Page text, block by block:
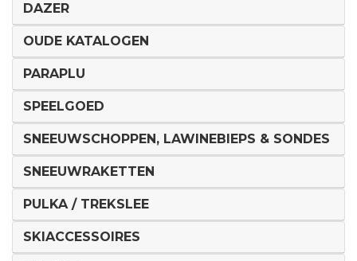
DAZER
OUDE KATALOGEN
PARAPLU
SPEELGOED
SNEEUWSCHOPPEN, LAWINEBIEPS & SONDES
SNEEUWRAKETTEN
PULKA / TREKSLEE
SKIACCESSOIRES